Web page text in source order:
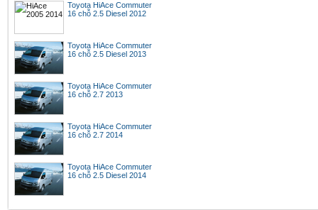
Toyota HiAce Commuter
16 chỗ 2.5 Diesel 2012
Toyota HiAce Commuter
16 chỗ 2.5 Diesel 2013
Toyota HiAce Commuter
16 chỗ 2.7 2013
Toyota HiAce Commuter
16 chỗ 2.7 2014
Toyota HiAce Commuter
16 chỗ 2.5 Diesel 2014